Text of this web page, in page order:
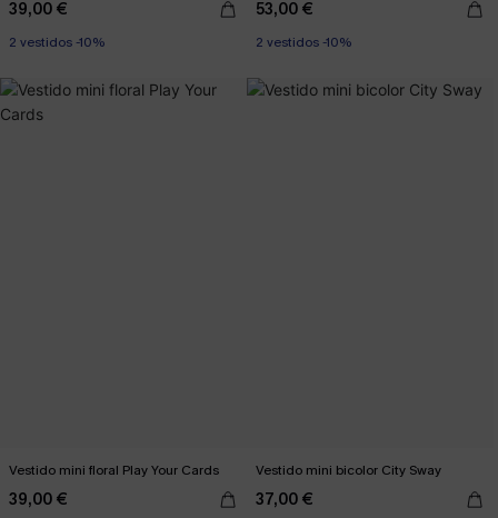
39,00 €
2 vestidos -10%
53,00 €
2 vestidos -10%
Vestido mini floral Play Your Cards
39,00 €
Vestido mini bicolor City Sway
37,00 €